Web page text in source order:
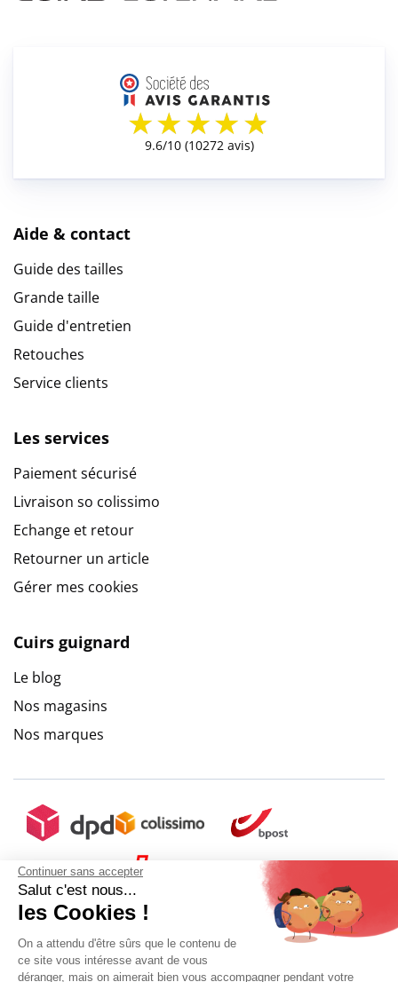
Continuer sans accepter
Salut c'est nous...
les Cookies !
On a attendu d'être sûrs que le contenu de
ce site vous intéresse avant de vous
déranger, mais on aimerait bien vous accompagner pendant votre
Aide & contact
Guide des tailles
Grande taille
Guide d'entretien
Retouches
Service clients
Les services
Paiement sécurisé
Livraison so colissimo
Echange et retour
Retourner un article
Gérer mes cookies
Cuirs guignard
Le blog
Nos magasins
Nos marques